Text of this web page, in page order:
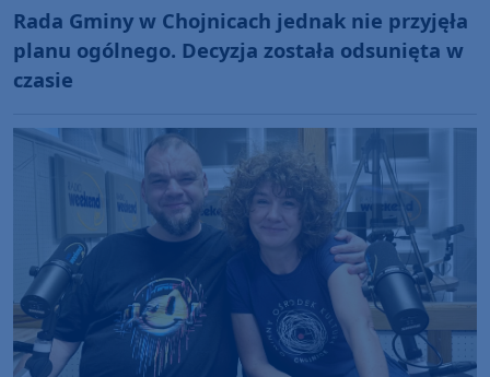
Rada Gminy w Chojnicach jednak nie przyjęła
planu ogólnego. Decyzja została odsunięta w
czasie